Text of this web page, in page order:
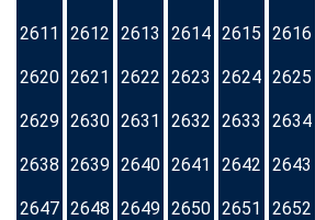
2611 2612 2613 2614 2615 2616
2620 2621 2622 2623 2624 2625
2629 2630 2631 2632 2633 2634
2638 2639 2640 2641 2642 2643
2647 2648 2649 2650 2651 2652